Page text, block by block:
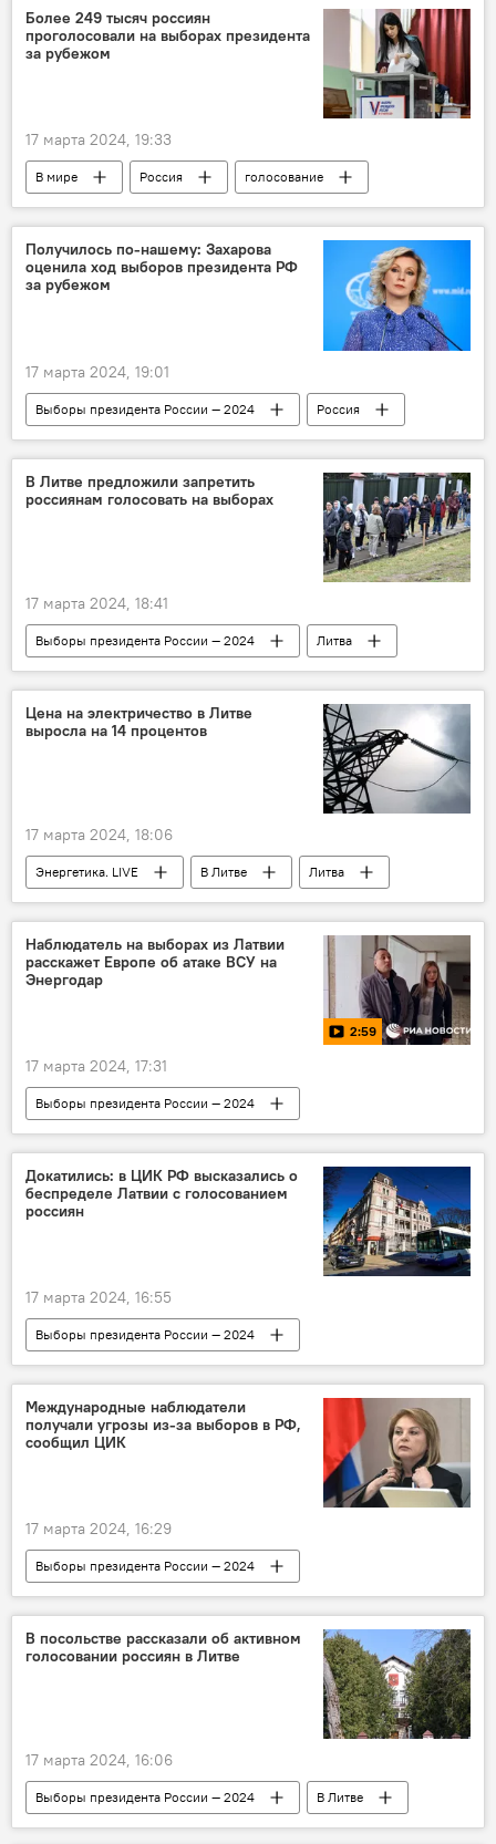
выборы Общество
Более 249 тысяч россиян
проголосовали на выборах президента
за рубежом
17 марта 2024, 19:33
В мире Россия голосование
Получилось по-нашему: Захарова
оценила ход выборов президента РФ
за рубежом
17 марта 2024, 19:01
Выборы президента России — 2024
Россия
Мария Захарова
выборы президента России
Общество
В Литве предложили запретить
россиянам голосовать на выборах
17 марта 2024, 18:41
Выборы президента России — 2024
Литва
голосование
выборы президента России
Цена на электричество в Литве
выросла на 14 процентов
17 марта 2024, 18:06
Энергетика. LIVE В Литве
Литва
энергетика
электроэнергия
электричество
Elektrum Lietuva
Наблюдатель на выборах из Латвии
расскажет Европе об атаке ВСУ на
Энергодар
2:59
17 марта 2024, 17:31
Выборы президента России — 2024
В России
Россия
выборы
Докатились: в ЦИК РФ высказались о
беспределе Латвии с голосованием
россиян
17 марта 2024, 16:55
Выборы президента России — 2024
В Балтии
Россия
Латвия
голосование
выборы президента России
Международные наблюдатели
получали угрозы из-за выборов в РФ,
сообщил ЦИК
17 марта 2024, 16:29
Выборы президента России — 2024
В России
выборы президента России
Общество
Россия
В посольстве рассказали об активном
голосовании россиян в Литве
17 марта 2024, 16:06
Выборы президента России — 2024
В Литве
голосование
Россия
россияне